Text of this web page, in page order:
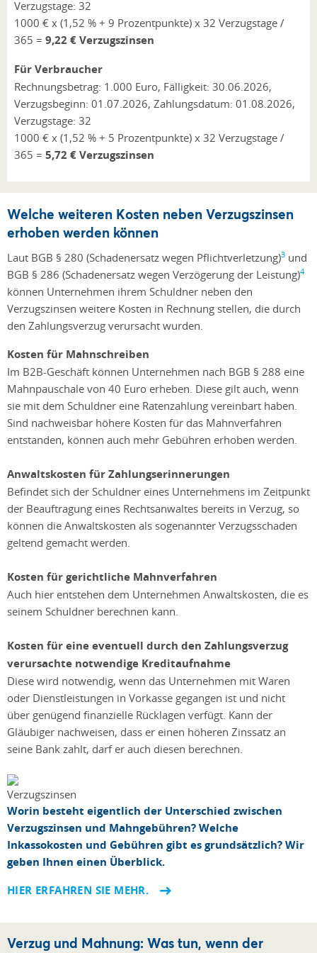
Verzugstage: 32
1000 € x (1,52 % + 9 Prozentpunkte) x 32 Verzugstage /
365 = 9,22 € Verzugszinsen
Für Verbraucher
Rechnungsbetrag: 1.000 Euro, Fälligkeit: 30.06.2026,
Verzugsbeginn: 01.07.2026, Zahlungsdatum: 01.08.2026,
Verzugstage: 32
1000 € x (1,52 % + 5 Prozentpunkte) x 32 Verzugstage /
365 = 5,72 € Verzugszinsen
Welche weiteren Kosten neben Verzugszinsen
erhoben werden können
Laut BGB § 280 (Schadenersatz wegen Pflichtverletzung)3 und
BGB § 286 (Schadenersatz wegen Verzögerung der Leistung)4
können Unternehmen ihrem Schuldner neben den
Verzugszinsen weitere Kosten in Rechnung stellen, die durch
den Zahlungsverzug verursacht wurden.
Kosten für Mahnschreiben
Im B2B-Geschäft können Unternehmen nach BGB § 288 eine
Mahnpauschale von 40 Euro erheben. Diese gilt auch, wenn
sie mit dem Schuldner eine Ratenzahlung vereinbart haben.
Sind nachweisbar höhere Kosten für das Mahnverfahren
entstanden, können auch mehr Gebühren erhoben werden.
Anwaltskosten für Zahlungserinnerungen
Befindet sich der Schuldner eines Unternehmens im Zeitpunkt
der Beauftragung eines Rechtsanwaltes bereits in Verzug, so
können die Anwaltskosten als sogenannter Verzugsschaden
geltend gemacht werden.
Kosten für gerichtliche Mahnverfahren
Auch hier entstehen dem Unternehmen Anwaltskosten, die es
seinem Schuldner berechnen kann.
Kosten für eine eventuell durch den Zahlungsverzug
verursachte notwendige Kreditaufnahme
Diese wird notwendig, wenn das Unternehmen mit Waren
oder Dienstleistungen in Vorkasse gegangen ist und nicht
über genügend finanzielle Rücklagen verfügt. Kann der
Gläubiger nachweisen, dass er einen höheren Zinssatz an
seine Bank zahlt, darf er auch diesen berechnen.
Worin besteht eigentlich der Unterschied zwischen
Verzugszinsen und Mahngebühren? Welche
Inkassokosten und Gebühren gibt es grundsätzlich? Wir
geben Ihnen einen Überblick.
HIER ERFAHREN SIE MEHR.
Verzug und Mahnung: Was tun, wenn der